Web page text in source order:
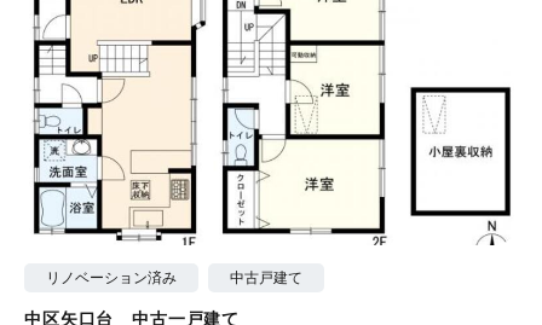
リノベーション済み 中古戸建て
中区矢口台 中古一戸建て